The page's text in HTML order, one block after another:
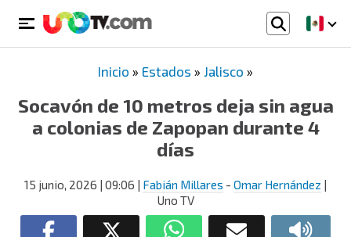
Inicio » Estados » Jalisco »
Socavón de 10 metros deja sin agua
a colonias de Zapopan durante 4
días
15 junio, 2026 | 09:06 | Fabián Millares - Omar Hernández |
Uno TV